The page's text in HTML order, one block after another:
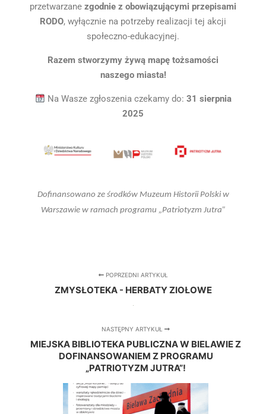
przetwarzane zgodnie z obowiązującymi przepisami
RODO, wyłącznie na potrzeby realizacji tej akcji
społeczno-edukacyjnej.
Razem stworzymy żywą mapę tożsamości
naszego miasta!
Na Wasze zgłoszenia czekamy do: 31 sierpnia
2025
Dofinansowano ze środków Muzeum Historii Polski w
Warszawie w ramach programu „Patriotyzm Jutra”
POPRZEDNI ARTYKUŁ
ZMYSŁOTEKA - HERBATY ZIOŁOWE
NASTĘPNY ARTYKUŁ
MIEJSKA BIBLIOTEKA PUBLICZNA W BIELAWIE Z
DOFINANSOWANIEM Z PROGRAMU
„PATRIOTYZM JUTRA”!